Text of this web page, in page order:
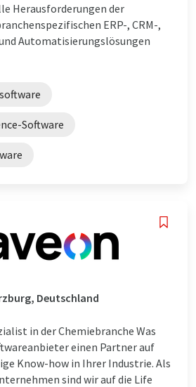
Herausforderungen der
ERP-, CRM-,
Automatisierungslösungen
Software
Deutschland
in der Chemiebranche Was
einen Partner auf
Know-how in Ihrer Industrie. Als
sind wir auf die Life